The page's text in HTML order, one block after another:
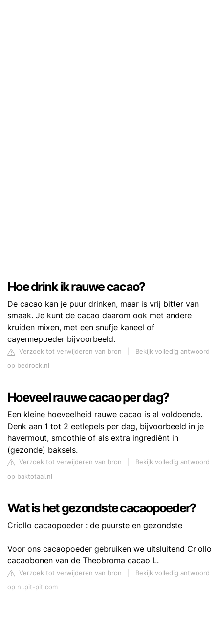
Hoe drink ik rauwe cacao?
De cacao kan je puur drinken, maar is vrij bitter van
smaak. Je kunt de cacao daarom ook met andere
kruiden mixen, met een snufje kaneel of
cayennepoeder bijvoorbeeld.
Verzoek tot verwijderen van bron
Bekijk volledig antwoord
op bedrock.nl
Hoeveel rauwe cacao per dag?
Een kleine hoeveelheid rauwe cacao is al voldoende.
Denk aan 1 tot 2 eetlepels per dag, bijvoorbeeld in je
havermout, smoothie of als extra ingrediënt in
(gezonde) baksels.
Verzoek tot verwijderen van bron
Bekijk volledig antwoord
op baktotaal.nl
Wat is het gezondste cacaopoeder?
Criollo cacaopoeder : de puurste en gezondste
Voor ons cacaopoeder gebruiken we uitsluitend Criollo
cacaobonen van de Theobroma cacao L.
Verzoek tot verwijderen van bron
Bekijk volledig antwoord
op nl.pit-pit.com